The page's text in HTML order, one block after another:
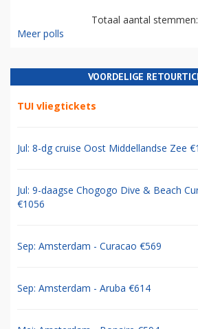
Totaal aantal
Meer polls
VOORDELIGE
TUI vliegtickets
Jul: 8-dg cruise Oost Middellandse Zee
Jul: 9-daagse Chogogo Dive & Beach
€1056
Sep: Amsterdam - Curacao €569
Sep: Amsterdam - Aruba €614